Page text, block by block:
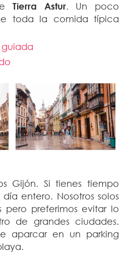
Tierra Astur. Un poco
toda la comida típica
guiada
Gijón. Si tienes tiempo
entero. Nosotros solos
pero preferimos evitar lo
de grandes ciudades.
aparcar en un parking